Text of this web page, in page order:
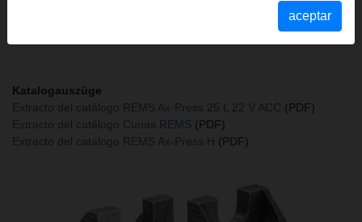
Katalogauszüge
Extracto del catálogo REMS Ax-Press 25 L 22 V ACC (PDF)
Extracto del catálogo Cunas REMS (PDF)
Extracto del catálogo REMS Ax-Press H (PDF)
aceptar